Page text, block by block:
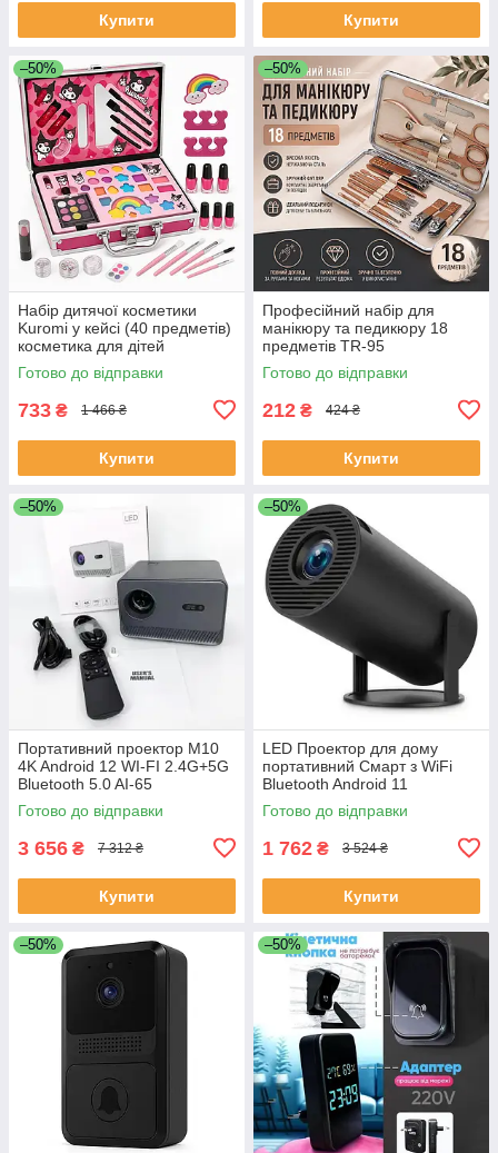
Купити Купити
–50%
Набір дитячої косметики
Kuromi у кейсі (40 предметів)
косметика для дітей
косметика дитяча YF-93
Готово до відправки
733 ₴ 1 466 ₴
Купити
–50%
Професійний набір для
манікюру та педикюру 18
предметів TR-95
Готово до відправки
212 ₴ 424 ₴
Купити
–50%
Портативний проектор M10
4K Android 12 WI-FI 2.4G+5G
Bluetooth 5.0 AI-65
Готово до відправки
3 656 ₴ 7 312 ₴
Купити
–50%
LED Проектор для дому
портативний Смарт з WiFi
Bluetooth Android 11
1280х720р Black LC-68
Готово до відправки
1 762 ₴ 3 524 ₴
Купити
–50% –50%